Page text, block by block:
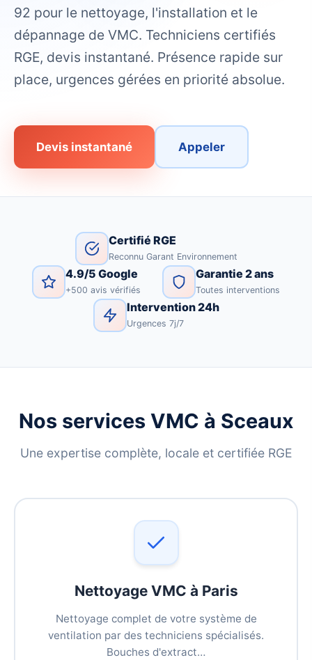
92 pour le nettoyage, l'installation et le
dépannage de VMC. Techniciens certifiés
RGE, devis instantané. Présence rapide sur
place, urgences gérées en priorité absolue.
Devis instantané Appeler
Certifié RGE
Reconnu Garant Environnement
4.9/5 Google
+500 avis vérifiés
Garantie 2 ans
Toutes interventions
Intervention 24h
Urgences 7j/7
Nos services VMC à Sceaux
Une expertise complète, locale et certifiée RGE
Nettoyage VMC à Paris
Nettoyage complet de votre système de
ventilation par des techniciens spécialisés.
Bouches d'extract…